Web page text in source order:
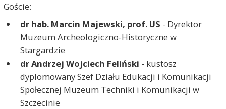
Goście:
dr hab. Marcin Majewski, prof. US - Dyrektor
Muzeum Archeologiczno-Historyczne w
Stargardzie
dr Andrzej Wojciech Feliński - kustosz
dyplomowany Szef Działu Edukacji i Komunikacji
Społecznej Muzeum Techniki i Komunikacji w
Szczecinie